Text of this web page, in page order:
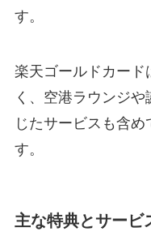
す。
楽天ゴールドカード
く、空港ラウンジ
じたサービスも含
す。
主な特典とサービ